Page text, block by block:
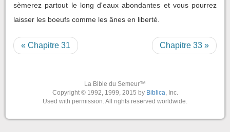
sèmerez partout le long d'eaux abondantes et vous pourrez
laisser les boeufs comme les ânes en liberté.
« Chapitre 31 Chapitre 33 »
La Bible du Semeur™
Copyright © 1992, 1999, 2015 by Biblica, Inc.
Used with permission. All rights reserved worldwide.